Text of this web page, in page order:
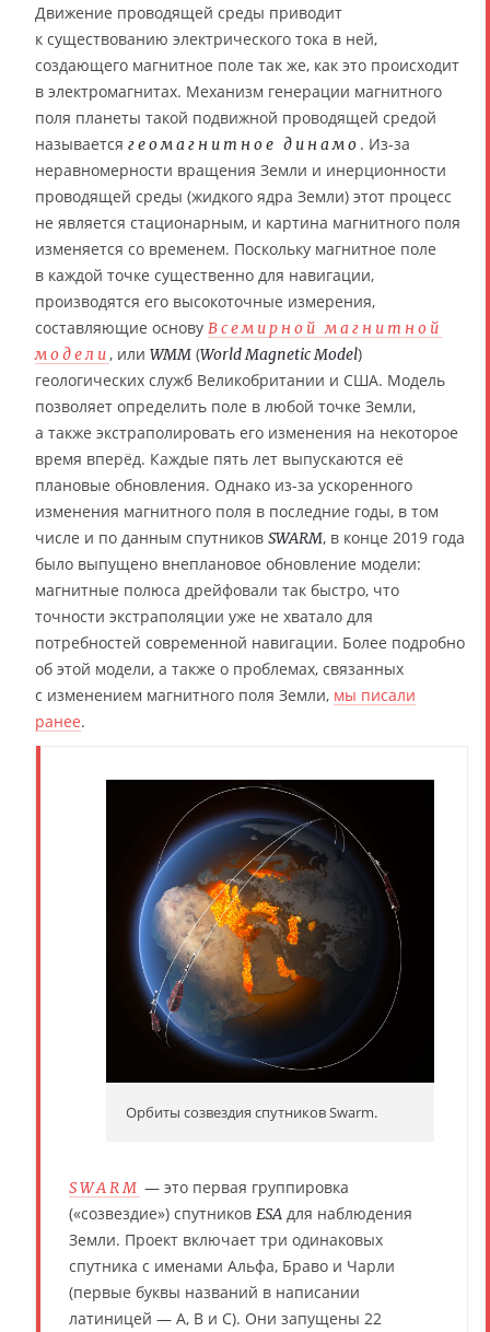
Движение проводящей среды приводит
к существованию электрического тока в ней,
создающего магнитное поле так же, как это происходит
в электромагнитах. Механизм генерации магнитного
поля планеты такой подвижной проводящей средой
называется геомагнитное динамо . Из-за
неравномерности вращения Земли и инерционности
проводящей среды (жидкого ядра Земли) этот процесс
не является стационарным, и картина магнитного поля
изменяется со временем. Поскольку магнитное поле
в каждой точке существенно для навигации,
производятся его высокоточные измерения,
составляющие основу Всемирной магнитной
модели , или WMM (World Magnetic Model)
геологических служб Великобритании и США. Модель
позволяет определить поле в любой точке Земли,
а также экстраполировать его изменения на некоторое
время вперёд. Каждые пять лет выпускаются её
плановые обновления. Однако из-за ускоренного
изменения магнитного поля в последние годы, в том
числе и по данным спутников SWARM, в конце 2019 года
было выпущено внеплановое обновление модели:
магнитные полюса дрейфовали так быстро, что
точности экстраполяции уже не хватало для
потребностей современной навигации. Более подробно
об этой модели, а также о проблемах, связанных
с изменением магнитного поля Земли, мы писали
ранее.
Орбиты созвездия спутников Swarm.
SWARM — это первая группировка
(«созвездие») спутников ESA для наблюдения
Земли. Проект включает три одинаковых
спутника с именами Альфа, Браво и Чарли
(первые буквы названий в написании
латиницей — A, B и C). Они запущены 22